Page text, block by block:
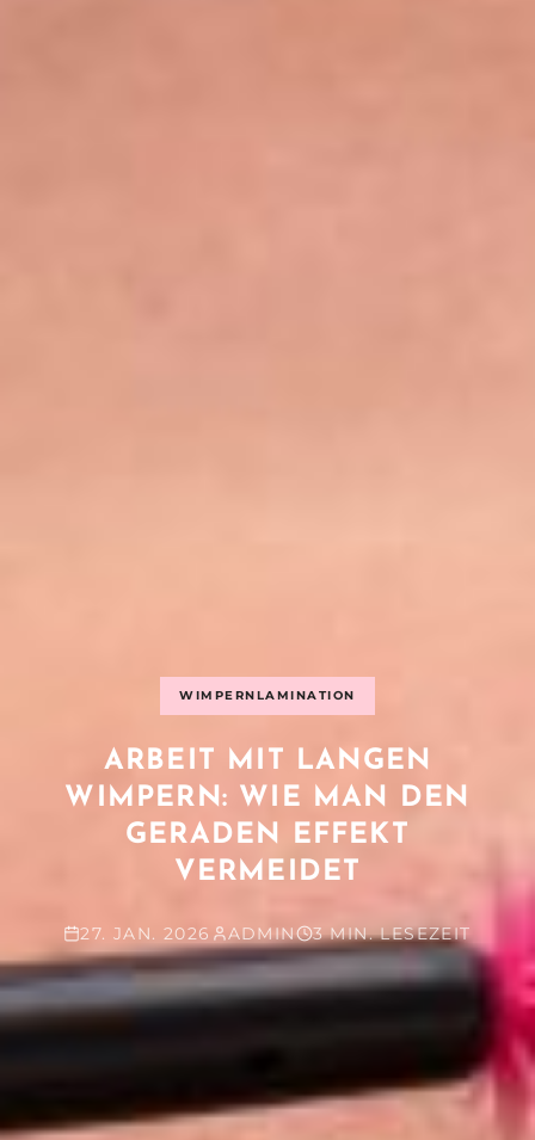
WIMPERNLAMINATION
ARBEIT MIT LANGEN
WIMPERN: WIE MAN DEN
GERADEN EFFEKT
VERMEIDET
27. JAN. 2026 ADMIN 3 MIN. LESEZEIT